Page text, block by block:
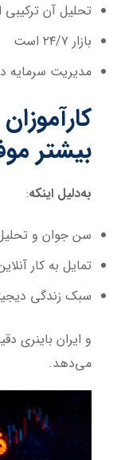
تحلیل آن ترکیبی
بازار ۲۴/۷ است
مدیریت سرمایه
بیشتر
به‌دلیل اینکه:
سن جوان و
تمایل به کار
سبک زندگی
و ایران باینری
می‌دهد.